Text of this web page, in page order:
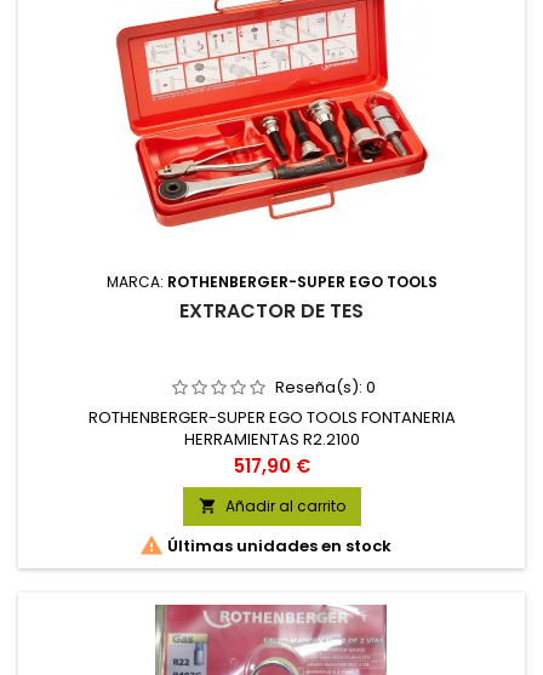
MARCA: ROTHENBERGER-SUPER EGO TOOLS
EXTRACTOR DE TES
Reseña(s): 0
ROTHENBERGER-SUPER EGO TOOLS FONTANERIA
HERRAMIENTAS R2.2100
Precio
517,90 €
 Añadir al carrito
 Últimas unidades en stock